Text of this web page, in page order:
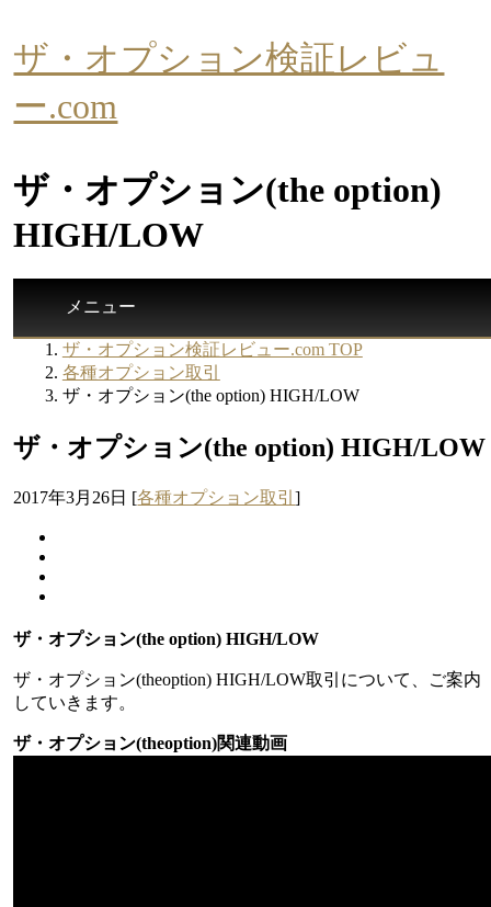
ザ・オプション検証レビュ
ー.com
ザ・オプション(the option)
HIGH/LOW
メニュー
ザ・オプション検証レビュー.com TOP
各種オプション取引
ザ・オプション(the option) HIGH/LOW
ザ・オプション(the option) HIGH/LOW
2017年3月26日 [各種オプション取引]
ザ・オプション(the option) HIGH/LOW
ザ・オプション(theoption) HIGH/LOW取引について、ご案内
していきます。
ザ・オプション(theoption)関連動画